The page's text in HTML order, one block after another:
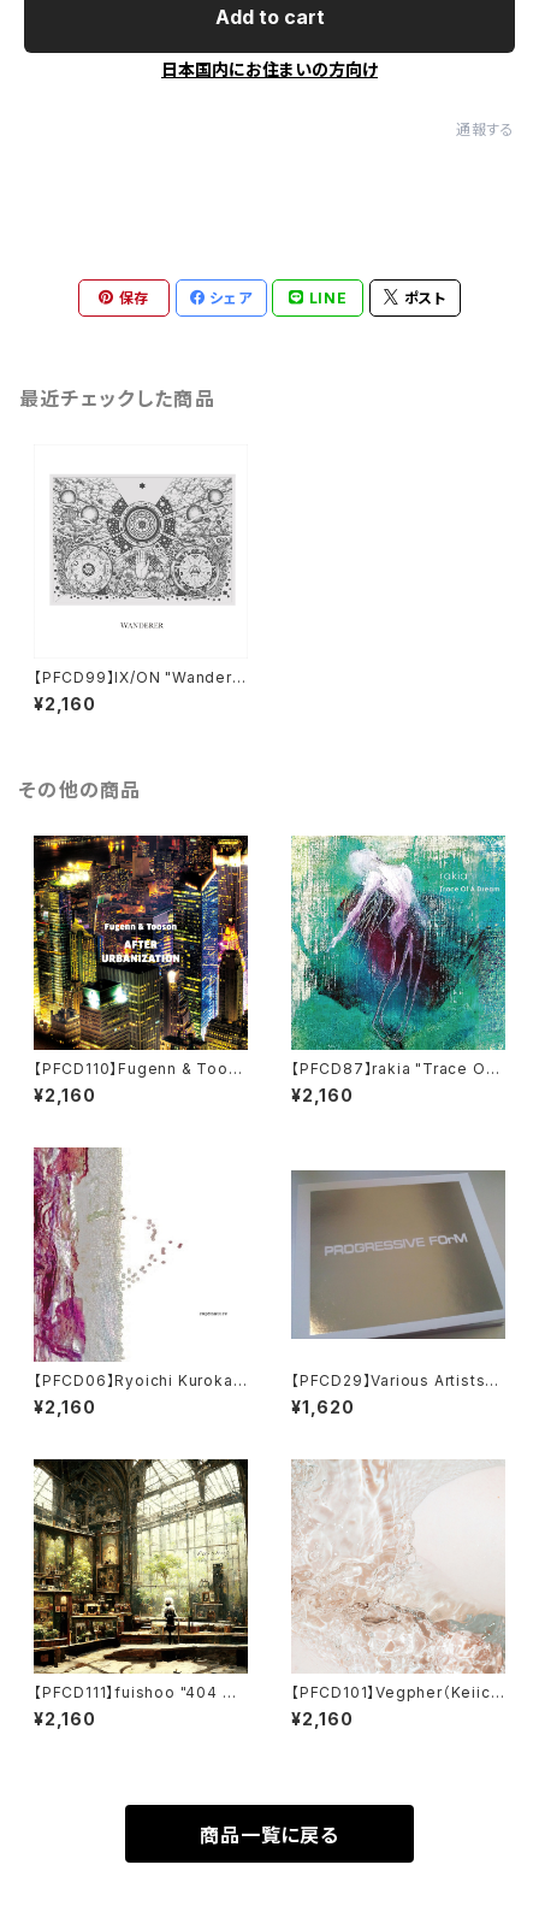
Add to cart
日本国内にお住まいの方向け
通報する
保存 シェア LINE ポスト
最近チェックした商品
【PFCD99】IX/ON "Wandere
r" CD
¥2,160
その他の商品
【PFCD110】Fugenn & Toos
on "AFTER URBANIZATIO
N" CD
¥2,160
【PFCD87】rakia "Trace Of
A Dream" CD
¥2,160
【PFCD06】Ryoichi Kurokaw
a『copynature』
¥2,160
【PFCD29】Various Artists『0
1:11』
¥1,620
【PFCD111】fuishoo "404 No
t Found" CD
¥2,160
【PFCD101】Vegpher（Keiichi
Sugimoto／杉本佳一） "Minu
tus" CD
¥2,160
商品一覧に戻る